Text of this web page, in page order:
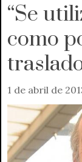
“Se
como
1 de abril de